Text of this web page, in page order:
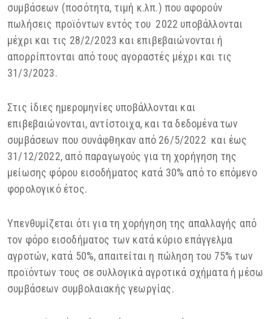
συμβάσεων (ποσότητα, τιμή κ.λπ.) που αφορούν
πωλήσεις προϊόντων εντός του 2022 υποβάλλονται
μέχρι και τις 28/2/2023 και επιβεβαιώνονται ή
απορρίπτονται από τους αγοραστές μέχρι και τις
31/3/2023.
Στις ίδιες ημερομηνίες υποβάλλονται και
επιβεβαιώνονται, αντίστοιχα, και τα δεδομένα των
συμβάσεων που συνάφθηκαν από 26/5/2022 και έως
31/12/2022, από παραγωγούς για τη χορήγηση της
μείωσης φόρου εισοδήματος κατά 30% από το επόμενο
φορολογικό έτος.
Υπενθυμίζεται ότι για τη χορήγηση της απαλλαγής από
τον φόρο εισοδήματος των κατά κύριο επάγγελμα
αγροτών, κατά 50%, απαιτείται η πώληση του 75% των
προϊόντων τους σε συλλογικά αγροτικά σχήματα ή μέσω
συμβάσεων συμβολαιακής γεωργίας.